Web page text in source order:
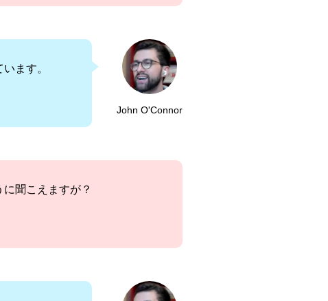
John O'Connor
ます。
聞こえますが？